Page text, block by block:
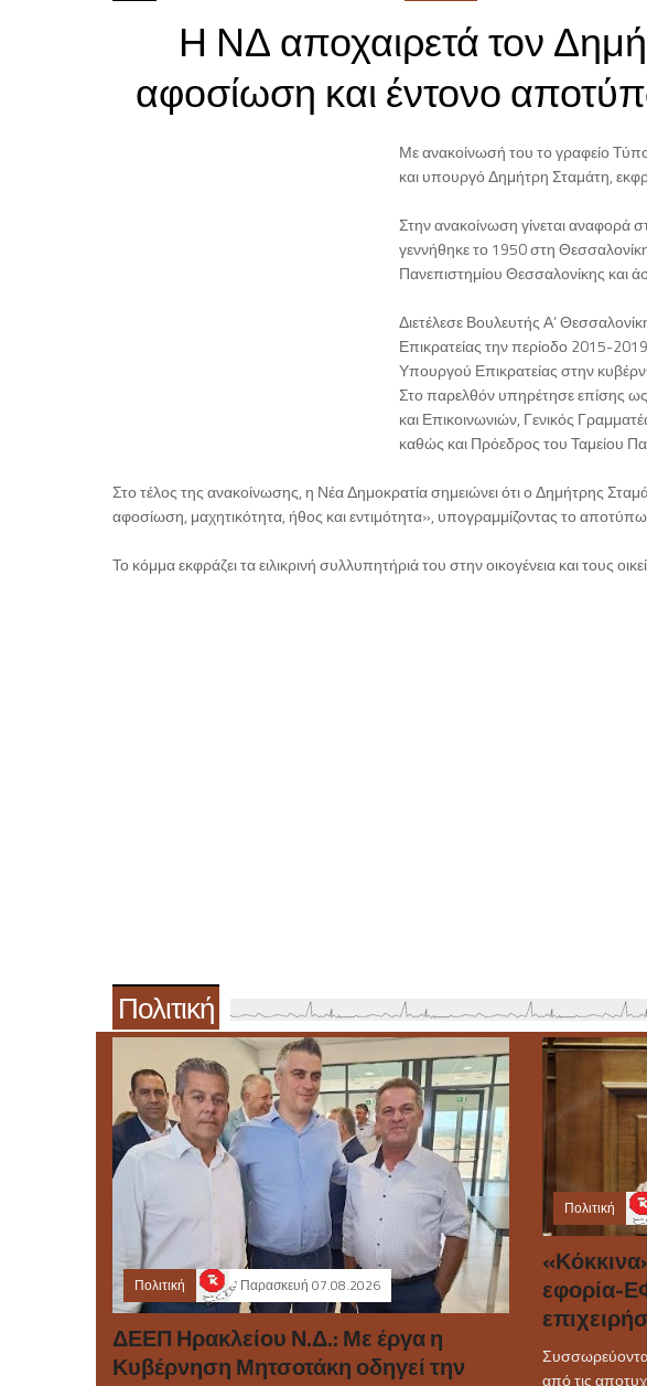
Η ΝΔ αποχαιρετά τον
αφοσίωση και έντονο
Με ανακοίνωσή του το γραφείο
και υπουργό Δημήτρη Σταμάτη,
Στην ανακοίνωση γίνεται αναφορά
γεννήθηκε το 1950 στη
Πανεπιστημίου Θεσσαλονίκης και
Διετέλεσε Βουλευτής Α’
Επικρατείας την περίοδο 2015-
Υπουργού Επικρατείας στην
Στο παρελθόν υπηρέτησε επίσης
και Επικοινωνιών, Γενικός
καθώς και Πρόεδρος του Ταμείου
Στο τέλος της ανακοίνωσης, η Νέα Δημοκρατία σημειώνει ότι ο Δημήτρης
αφοσίωση, μαχητικότητα, ήθος και εντιμότητα», υπογραμμίζοντας το
Το κόμμα εκφράζει τα ειλικρινή συλλυπητήριά του στην οικογένεια και τους
Πολιτική
Πολιτική Παρασκευή 07.08.2026
ΔΕΕΠ Ηρακλείου Ν.Δ.: Με έργα η
Κυβέρνηση Μητσοτάκη οδηγεί την
Πολιτική
εφορία-
Συσσωρεύονται
από τις